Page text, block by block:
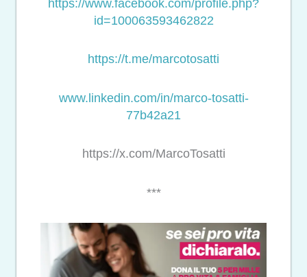
https://www.facebook.com/profile.php?
id=100063593462822
https://t.me/marcotosatti
www.linkedin.com/in/marco-tosatti-
77b42a21
https://x.com/MarcoTosatti
***